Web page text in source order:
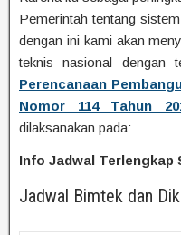
Pemerintah tentang
dengan ini kami akan
teknis nasional dengan
Perencanaan
Nomor 114 Tahun
dilaksanakan pada:
Info Jadwal Terlengkap
Jadwal Bimtek dan